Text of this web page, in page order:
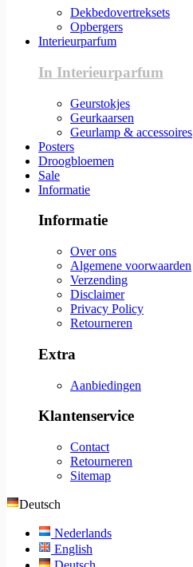
Dekbedovertreksets
Opbergers
Interieurparfum
In Interieurparfum
Geurstokjes
Geurkaarsen
Geurlamp & accessoires
Posters
Droogbloemen
Sale
Informatie
Informatie
Over ons
Algemene voorwaarden
Verzending
Disclaimer
Privacy Policy
Retourneren
Extra
Aanbiedingen
Klantenservice
Contact
Retourneren
Sitemap
Deutsch
Nederlands
English